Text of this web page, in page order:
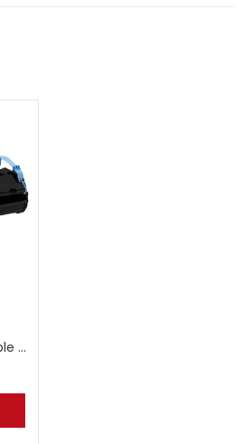
Toner Laser Compatible Canon CRG106 306 706